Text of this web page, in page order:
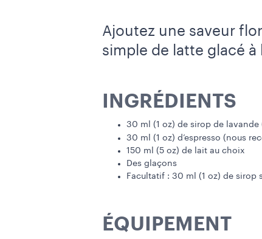
Ajoutez une saveur
simple de latte glacé à
INGRÉDIENTS
30 ml (1 oz) de sirop de lavande
30 ml (1 oz) d’espresso (nous
150 ml (5 oz) de lait au choix
Des glaçons
Facultatif : 30 ml (1 oz) de sirop
ÉQUIPEMENT